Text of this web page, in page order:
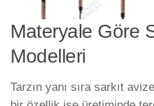
Materyale Göre
Modelleri
Tarzın yanı sıra sarkıt